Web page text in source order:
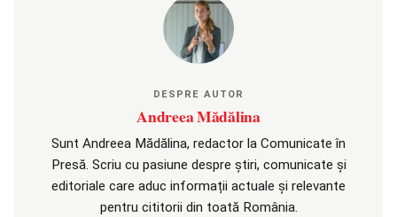
DESPRE AUTOR
Andreea Mădălina
Sunt Andreea Mădălina, redactor la Comunicate în
Presă. Scriu cu pasiune despre știri, comunicate și
editoriale care aduc informații actuale și relevante
pentru cititorii din toată România.